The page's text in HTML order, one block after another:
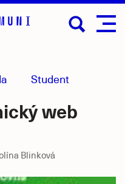
Student
web
Blinková